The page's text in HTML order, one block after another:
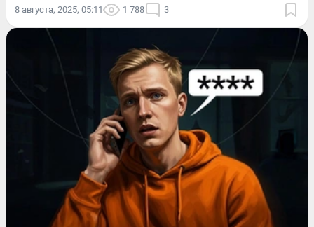
8 августа, 2025, 05:11 1 788 3